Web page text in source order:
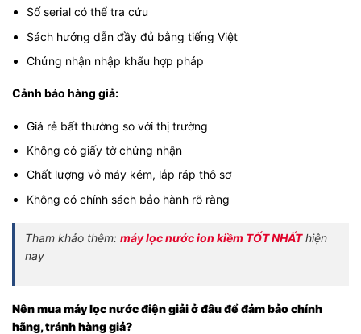
Số serial có thể tra cứu
Sách hướng dẫn đầy đủ bằng tiếng Việt
Chứng nhận nhập khẩu hợp pháp
Cảnh báo hàng giả:
Giá rẻ bất thường so với thị trường
Không có giấy tờ chứng nhận
Chất lượng vỏ máy kém, lắp ráp thô sơ
Không có chính sách bảo hành rõ ràng
Tham khảo thêm: máy lọc nước ion kiềm TỐT NHẤThiện
nay
Nên mua máy lọc nước điện giải ở đâu để đảm bảo chính
hãng, tránh hàng giả?